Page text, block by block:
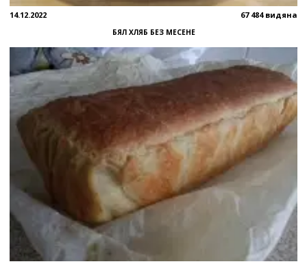
14.12.2022 67 484 видяна
БЯЛ ХЛЯБ БЕЗ МЕСЕНЕ